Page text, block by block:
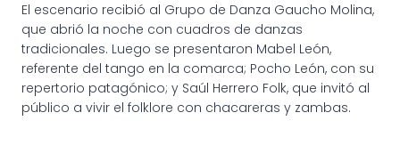
El escenario recibió al Grupo de Danza Gaucho Molina,
que abrió la noche con cuadros de danzas
tradicionales. Luego se presentaron Mabel León,
referente del tango en la comarca; Pocho León, con su
repertorio patagónico; y Saúl Herrero Folk, que invitó al
público a vivir el folklore con chacareras y zambas.